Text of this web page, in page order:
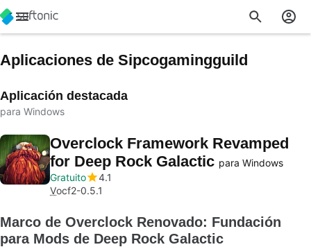
Aplicaciones de Sipcogamingguild
Aplicación destacada
para Windows
Overclock Framework Revamped
for Deep Rock Galactic para Windows
Gratuito
4.1
Vocf2-0.5.1
Marco de Overclock Renovado: Fundación
para Mods de Deep Rock Galactic